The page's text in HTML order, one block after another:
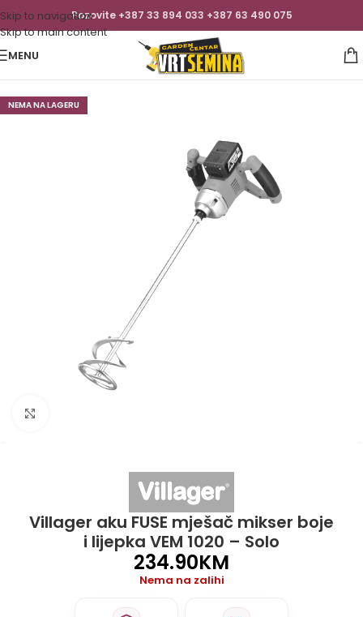
Skip to navigation
Skip to main content
Pozovite +387 33 894 033 +387 63 490 075
MENU
NEMA NA LAGERU
Villager aku FUSE mješač mikser boje
i lijepka VEM 1020 – Solo
234.90KM
Nema na zalihi